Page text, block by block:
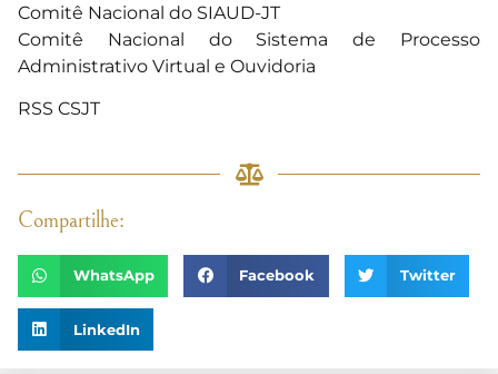
Comitê Nacional do SIAUD-JT
Comitê Nacional do Sistema de Processo
Administrativo Virtual e Ouvidoria
RSS CSJT
Compartilhe:
WhatsApp Facebook Twitter
LinkedIn